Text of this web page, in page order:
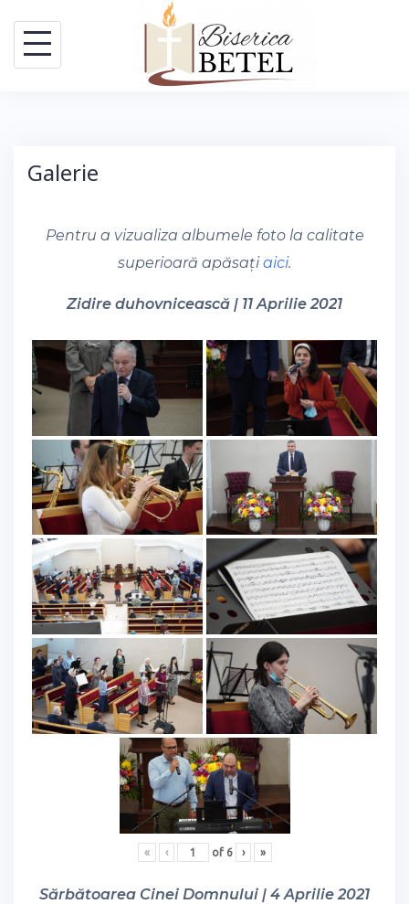
content
Galerie
Pentru a vizualiza albumele foto la calitate
superioară apăsațiaici.
Zidire duhovnicească | 11 Aprilie 2021
« ‹ of 6 › »
Sărbătoarea Cinei Domnului | 4 Aprilie 2021